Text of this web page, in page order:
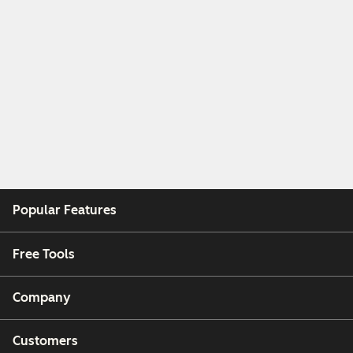
Popular Features
Free Tools
Company
Customers